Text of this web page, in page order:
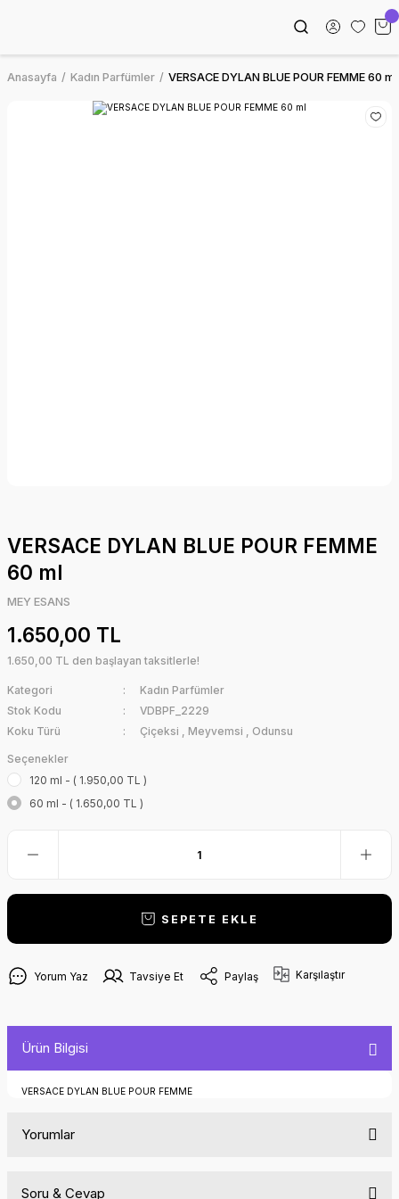
Anasayfa Kadın Parfümler VERSACE DYLAN BLUE POUR FEMME 60 ml
VERSACE DYLAN BLUE POUR FEMME
60 ml
MEY ESANS
1.650,00 TL
1.650,00 TL den başlayan taksitlerle!
Kategori
Kadın Parfümler
Stok Kodu
VDBPF_2229
Koku Türü
Çiçeksi , Meyvemsi , Odunsu
Seçenekler
120 ml - ( 1.950,00 TL )
60 ml - ( 1.650,00 TL )
SEPETE EKLE
Yorum Yaz Tavsiye Et Paylaş Karşılaştır
Ürün Bilgisi
VERSACE DYLAN BLUE POUR FEMME
Yorumlar
Soru & Cevap